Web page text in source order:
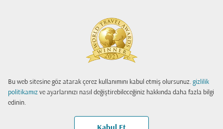
Bu web sitesine göz atarak çerez kullanımını kabul etmiş olursunuz. gizlilik
politikamız ve ayarlarınızı nasıl değiştirebileceğiniz hakkında daha fazla bilgi
edinin.